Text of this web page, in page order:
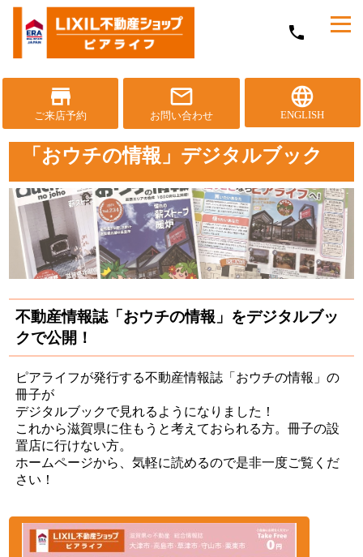
phone
メ
ニ
く
store
ご来店予約
mail_outline
お問い合わせ
language
ENGLISH
「おウチの情報」デジタルブック
不動産情報誌「おウチの情報」をデジタルブッ
クで公開！
ピアライフが発行する不動産情報誌「おウチの情報」の
冊子が
デジタルブックで見れるようになりました！
これから滋賀県に住もうと考えておられる方。冊子の設
置店に行けない方。
ホームページから、気軽に読めるので是非一度ご覧くだ
さい！